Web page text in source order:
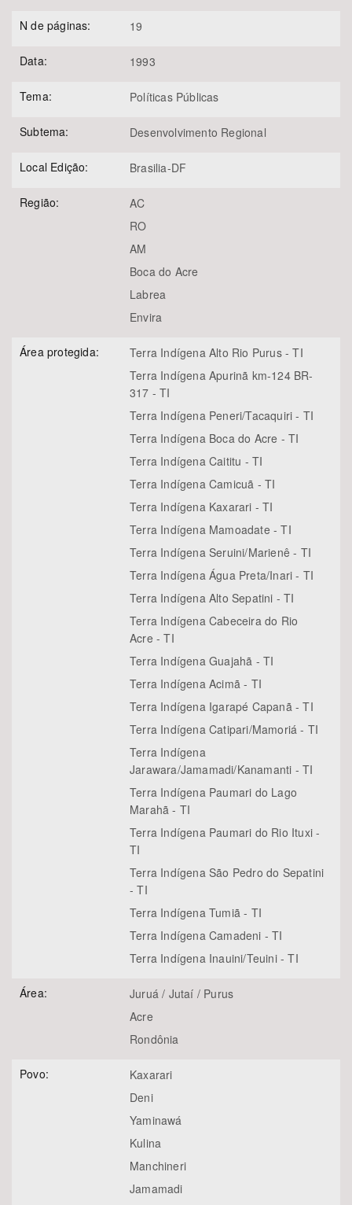
N de páginas: 19
Data: 1993
Tema: Políticas Públicas
Subtema: Desenvolvimento Regional
Local Edição: Brasilia-DF
Região:
AC
RO
AM
Boca do Acre
Labrea
Envira
Área protegida:
Terra Indígena Alto Rio Purus - TI
Terra Indígena Apurinã km-124 BR-
317 - TI
Terra Indígena Peneri/Tacaquiri - TI
Terra Indígena Boca do Acre - TI
Terra Indígena Caititu - TI
Terra Indígena Camicuã - TI
Terra Indígena Kaxarari - TI
Terra Indígena Mamoadate - TI
Terra Indígena Seruini/Marienê - TI
Terra Indígena Água Preta/Inari - TI
Terra Indígena Alto Sepatini - TI
Terra Indígena Cabeceira do Rio
Acre - TI
Terra Indígena Guajahã - TI
Terra Indígena Acimã - TI
Terra Indígena Igarapé Capanã - TI
Terra Indígena Catipari/Mamoriá - TI
Terra Indígena
Jarawara/Jamamadi/Kanamanti - TI
Terra Indígena Paumari do Lago
Marahã - TI
Terra Indígena Paumari do Rio Ituxi -
TI
Terra Indígena São Pedro do Sepatini
- TI
Terra Indígena Tumiã - TI
Terra Indígena Camadeni - TI
Terra Indígena Inauini/Teuini - TI
Área:
Juruá / Jutaí / Purus
Acre
Rondônia
Povo:
Kaxarari
Deni
Yaminawá
Kulina
Manchineri
Jamamadi